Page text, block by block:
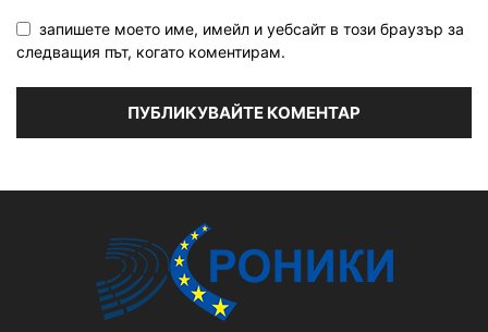
запишете моето име, имейл и уебсайт в този браузър за
следващия път, когато коментирам.